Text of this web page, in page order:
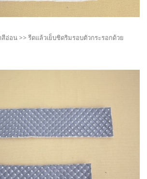
อ่อน >> รีดแล้วเย็บชิดริมรอบตัวกระรอกด้วย